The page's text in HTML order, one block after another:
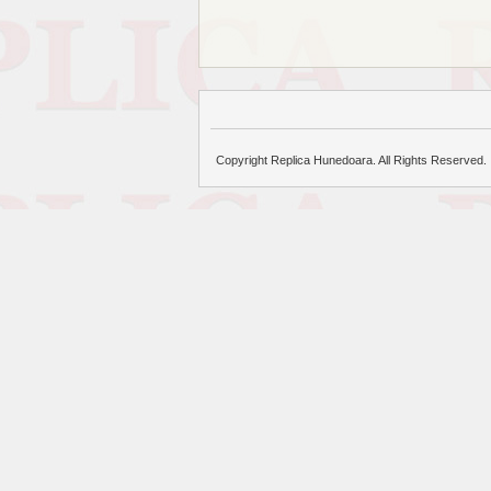
Copyright Replica Hunedoara. All Rights Reserved.